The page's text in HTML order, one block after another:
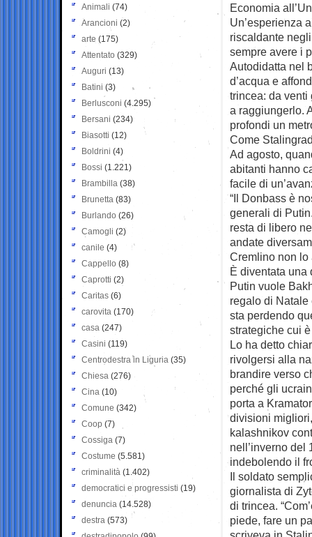
Economia
Un’esperienza
riscaldante
sempre avere i
Autodidatta nel
d’acqua e
trincea: da venti
a raggiungerlo.
profondi un
Come
Ad agosto,
abitanti hanno
facile di
“Il Donbass è
generali di
resta di libero
andate
Cremlino non lo
È diventata una
Putin vuole
regalo di Natale
sta perdendo
strategiche cui
Lo ha detto
rivolgersi alla
brandire verso
perché gli
porta a
divisioni
kalashnikov
nell’inverno del
indebolendo il
Il soldato
giornalista di
di trincea.
piede, fare un
Animali (74)
Arancioni (2)
arte (175)
Attentato (329)
Auguri (13)
Batini (3)
Berlusconi (4.295)
Bersani (234)
Biasotti (12)
Boldrini (4)
Bossi (1.221)
Brambilla (38)
Brunetta (83)
Burlando (26)
Camogli (2)
canile (4)
Cappello (8)
Caprotti (2)
Caritas (6)
carovita (170)
casa (247)
Casini (119)
Centrodestra in Liguria (35)
Chiesa (276)
Cina (10)
Comune (342)
Coop (7)
Cossiga (7)
Costume (5.581)
criminalità (1.402)
democratici e progressisti (19)
denuncia (14.528)
destra (573)